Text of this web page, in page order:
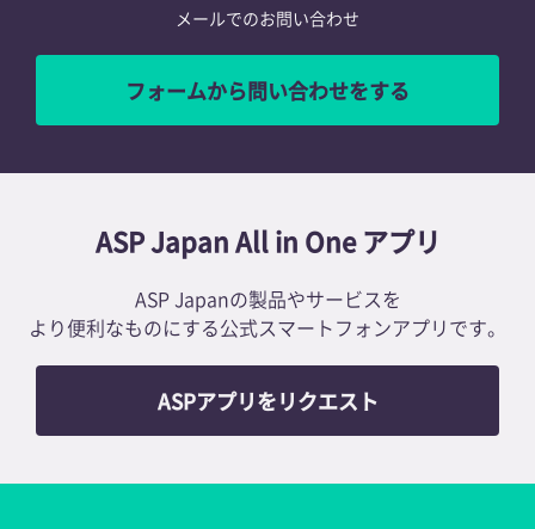
メールでのお問い合わせ
フォームから問い合わせをする
ASP Japan All in One アプリ
ASP Japanの製品やサービスを
より便利なものにする公式スマートフォンアプリです。
ASPアプリをリクエスト